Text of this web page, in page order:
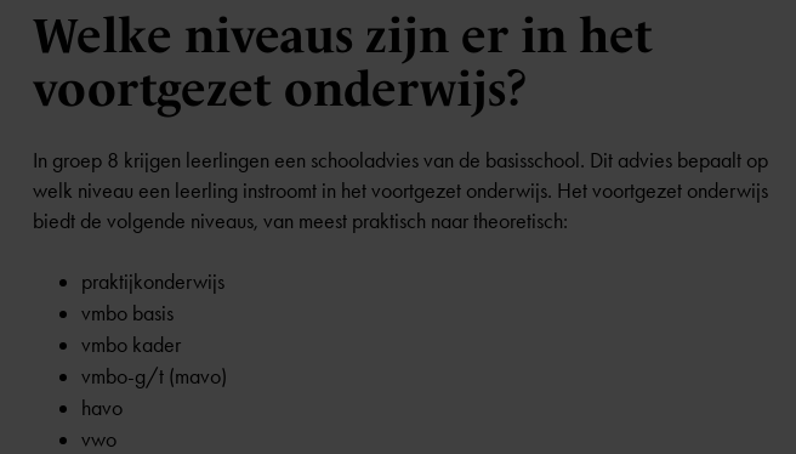
Welke niveaus zijn er in het
voortgezet onderwijs?
In groep 8 krijgen leerlingen een schooladvies van de basisschool. Dit advies bepaalt op
welk niveau een leerling instroomt in het voortgezet onderwijs. Het voortgezet onderwijs
biedt de volgende niveaus, van meest praktisch naar theoretisch:
praktijkonderwijs
vmbo basis
vmbo kader
vmbo-g/t (mavo)
havo
vwo